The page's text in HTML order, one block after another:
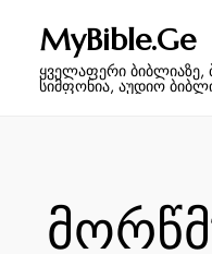
MyBible.Ge
ყველაფერი ბიბლიაზე,
სიმფონია, აუდიო